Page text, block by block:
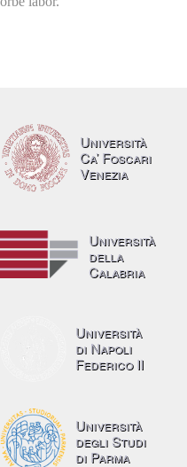
Università
Ca’ Foscari
Venezia
Università
della
Calabria
Università
di Napoli
Federico II
Università
degli Studi
di Parma